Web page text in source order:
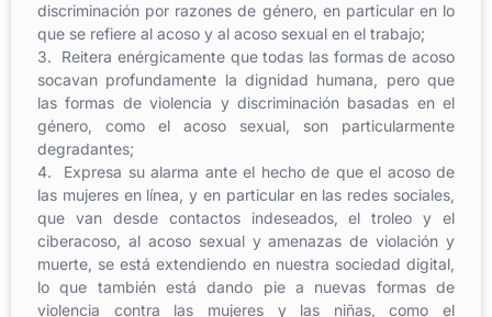
discriminación por razones de género, en particular en lo
que se refiere al acoso y al acoso sexual en el trabajo;
3. Reitera enérgicamente que todas las formas de acoso
socavan profundamente la dignidad humana, pero que
las formas de violencia y discriminación basadas en el
género, como el acoso sexual, son particularmente
degradantes;
4. Expresa su alarma ante el hecho de que el acoso de
las mujeres en línea, y en particular en las redes sociales,
que van desde contactos indeseados, el troleo y el
ciberacoso, al acoso sexual y amenazas de violación y
muerte, se está extendiendo en nuestra sociedad digital,
lo que también está dando pie a nuevas formas de
violencia contra las mujeres y las niñas, como el